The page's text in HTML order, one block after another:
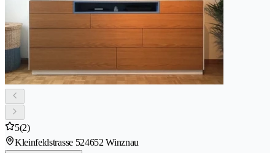
5(2)
Kleinfeldstrasse 524652 Winznau